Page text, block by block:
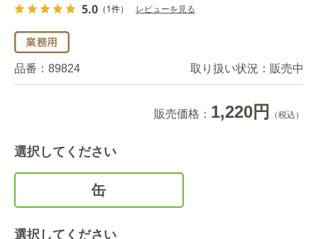
5.0 （1件） レビューを見る
品番： 89824 取り扱い状況： 販売中
販売価格： 1,220円 （税込）
選択してください
缶
選択してください